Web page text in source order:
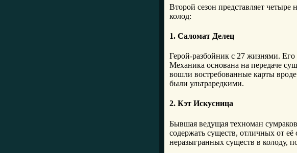
Второй сезон представляет
колод:
1. Саломат Делец
Герой-разбойник с 27 жизнями.
Механика основана на передаче
вошли востребованные карты
были ультраредкими.
2. Кэт Искусница
Бывшая ведущая техноман
содержать существ, отличных от
неразыгранных существ в колоду,